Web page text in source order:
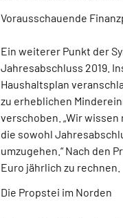
Vorausschauende
Ein weiterer Punkt der
Jahresabschluss 2019.
Haushaltsplan
zu erheblichen
verschoben. „Wir
die sowohl
umzugehen.“ Nach den
Euro jährlich zu rechnen.
Die Propstei im Norden